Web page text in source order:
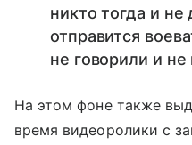
никто тогда и не
отправится
не говорили и не
На этом фоне также
время видеоролики с